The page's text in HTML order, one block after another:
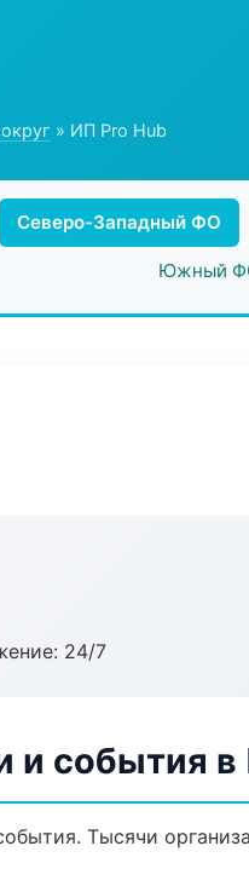
» ИП Pro Hub
Северо-Западный ФО
Южный
24/7
и события
Тысячи